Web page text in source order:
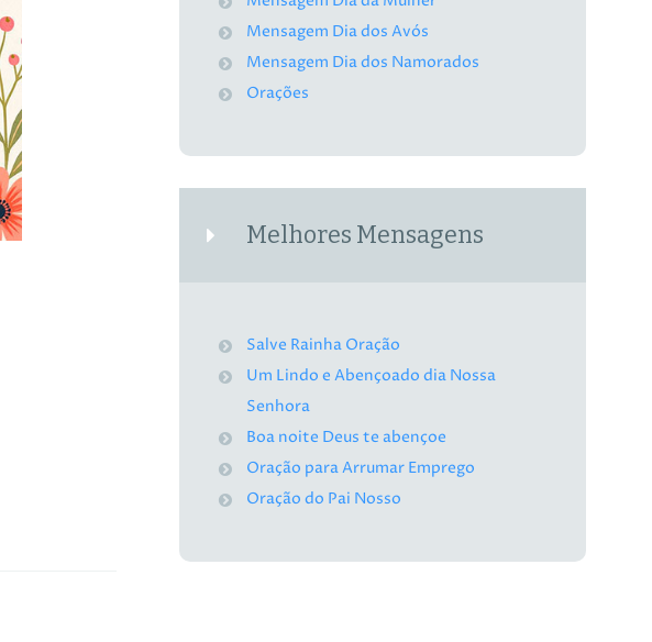
Mensagem Dia dos Avós
Mensagem Dia dos Namorados
Orações
Melhores Mensagens
Salve Rainha Oração
Um Lindo e Abençoado dia Nossa
Senhora
Boa noite Deus te abençoe
Oração para Arrumar Emprego
Oração do Pai Nosso